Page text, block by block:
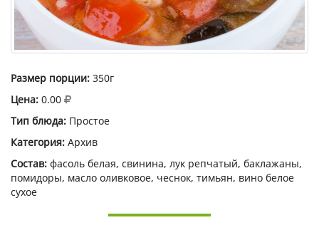
Размер порции: 350г
Цена: 0.00
Тип блюда: Простое
Категория: Архив
Состав: фасоль белая, свинина, лук репчатый, баклажаны,
помидоры, масло оливковое, чеснок, тимьян, вино белое
сухое